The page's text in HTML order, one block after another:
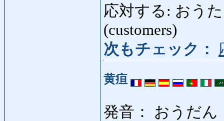
応対する: おうた
(customers)
次もチェック：
黄疸
発音： おうだん